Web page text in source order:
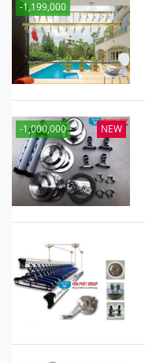
-1,199,000
NEW
-1,000,000